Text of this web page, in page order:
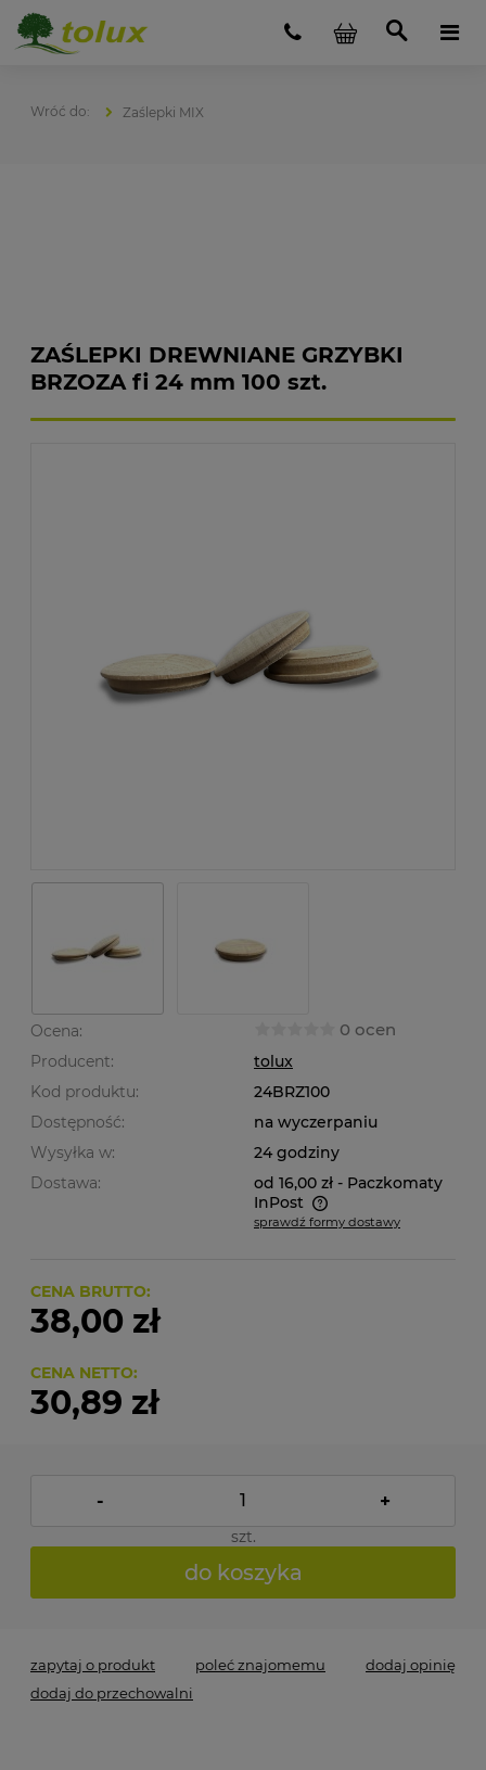
Zaślepki MIX
ZAŚLEPKI DREWNIANE GRZYBKI
BRZOZA fi 24 mm 100 szt.
Ocena: 0 ocen
Producent:
tolux
Kod produktu:
24BRZ100
Dostępność:
na wyczerpaniu
Wysyłka w:
24 godziny
Dostawa:
od 16,00 zł - Paczkomaty
InPost
Cena nie zawiera ewentualnych kosztów płatności
sprawdź formy dostawy
CENA BRUTTO:
38,00 zł
CENA NETTO:
30,89 zł
- +
szt.
do koszyka
zapytaj o produkt poleć znajomemu
dodaj opinię
dodaj do przechowalni